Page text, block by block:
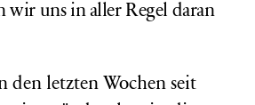
wir uns in aller Regel daran
den letzten Wochen seit